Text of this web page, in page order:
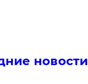
новости